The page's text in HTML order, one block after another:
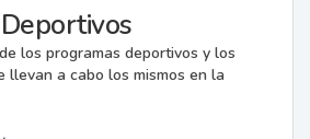
los programas deportivos y los
llevan a cabo los mismos en la